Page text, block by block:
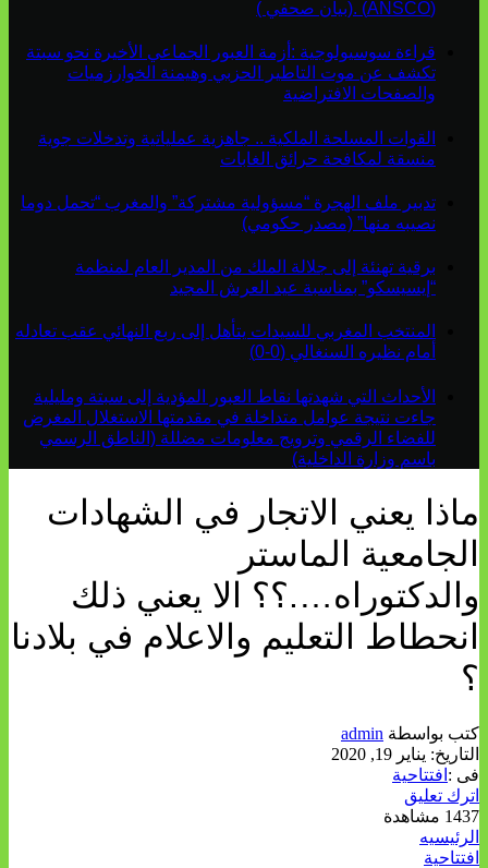
(ANSCO) .(بيان صحفي )
قراءة سوسيولوجية :أزمة العبور الجماعي الأخيرة نحو سبتة
تكشف عن موت التاطير الحزبي وهيمنة الخوارزميات
والصفحات الافتراضية
القوات المسلحة الملكية .. جاهزية عملياتية وتدخلات جوية
منسقة لمكافحة حرائق الغابات
تدبير ملف الهجرة “مسؤولية مشتركة” والمغرب “تحمل دوما
نصيبه منها” (مصدر حكومي)
برقية تهنئة إلى جلالة الملك من المدير العام لمنظمة
“إيسيسكو” بمناسبة عيد العرش المجيد
المنتخب المغربي للسيدات يتأهل إلى ربع النهائي عقب تعادله
أمام نظيره السنغالي (0-0)
الأحداث التي شهدتها نقاط العبور المؤدية إلى سبتة ومليلية
جاءت نتيجة عوامل متداخلة في مقدمتها الاستغلال المغرض
للفضاء الرقمي وترويج معلومات مضللة (الناطق الرسمي
باسم وزارة الداخلية)
ماذا يعني الاتجار في الشهادات
الجامعية الماستر
والدكتوراه….؟؟ الا يعني ذلك
انحطاط التعليم والاعلام في بلادنا
؟
كتب بواسطة admin
التاريخ: يناير 19, 2020
فى : افتتاحية
اترك تعليق
1437 مشاهدة
الرئيسيه
افتتاحية